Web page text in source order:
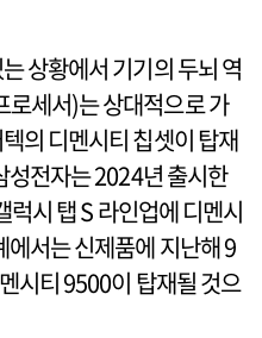
상황에서 기기의 두뇌 역
세서)는 상대적으로 가
의 디멘시티 칩셋이 탑재
성전자는 2024년 출시한
럭시 탭 S 라인업에 디멘시
에서는 신제품에 지난해 9
시티 9500이 탑재될 것으